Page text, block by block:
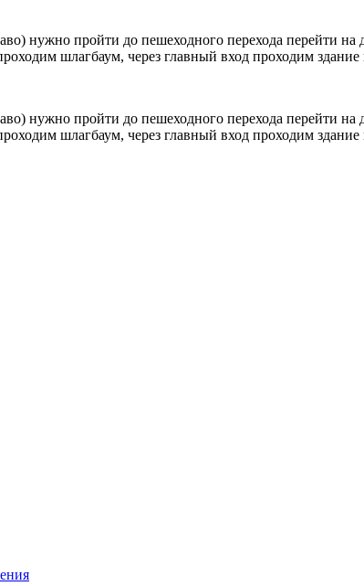
нужно пройти до пешеходного перехода перейти на
шлагбаум, через главный вход проходим здание
нужно пройти до пешеходного перехода перейти на
шлагбаум, через главный вход проходим здание